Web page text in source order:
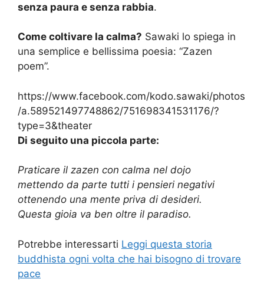
senza paura e senza rabbia.
Come coltivare la calma? Sawaki lo spiega in
una semplice e bellissima poesia: “Zazen
poem”.
https://www.facebook.com/kodo.sawaki/photos
/a.589521497748862/751698341531176/?
type=3&theater
Di seguito una piccola parte:
Praticare il zazen con calma nel dojo
mettendo da parte tutti i pensieri negativi
ottenendo una mente priva di desideri.
Questa gioia va ben oltre il paradiso.
Potrebbe interessarti Leggi questa storia
buddhista ogni volta che hai bisogno di trovare
pace